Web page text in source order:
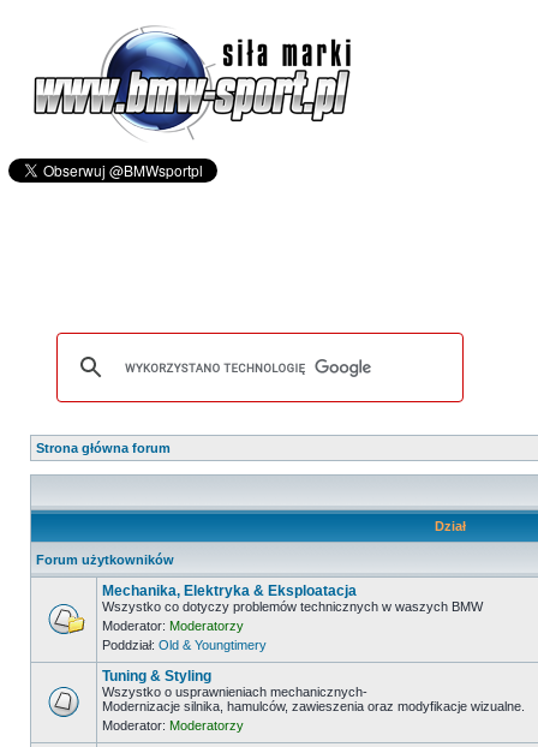
Strona główna forum
Dział
Forum użytkowników
Mechanika, Elektryka & Eksploatacja
Wszystko co dotyczy problemów technicznych w waszych BMW
Moderator: Moderatorzy
Poddział: Old & Youngtimery
Tuning & Styling
Wszystko o usprawnieniach mechanicznych-
Modernizacje silnika, hamulców, zawieszenia oraz modyfikacje wizualne.
Moderator: Moderatorzy